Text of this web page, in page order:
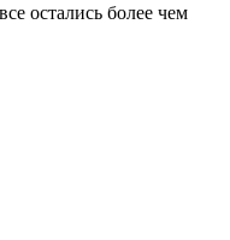
остались более чем